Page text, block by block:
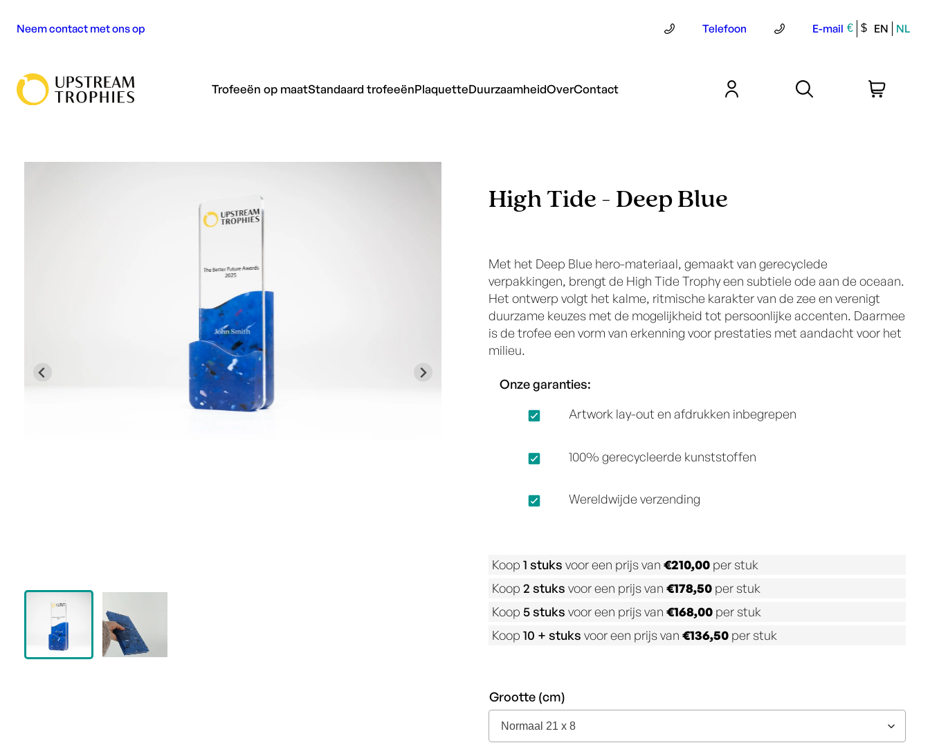
naar
Neem contact met ons op Telefoon E-mail € $ EN NL
Trofeeën op maatStandaard trofeeënPlaquetteDuurzaamheidOverContact
High Tide - Deep Blue
Met het Deep Blue hero-materiaal, gemaakt van gerecyclede
verpakkingen, brengt de High Tide Trophy een subtiele ode aan de oceaan.
Het ontwerp volgt het kalme, ritmische karakter van de zee en verenigt
duurzame keuzes met de mogelijkheid tot persoonlijke accenten. Daarmee
is de trofee een vorm van erkenning voor prestaties met aandacht voor het
milieu.
Onze garanties:
Artwork lay-out en afdrukken inbegrepen
100% gerecycleerde kunststoffen
Wereldwijde verzending
Koop 1 stuks voor een prijs van €210,00 per stuk
Koop 2 stuks voor een prijs van €178,50 per stuk
Koop 5stuks voor een prijs van €168,00 per stuk
Koop 10 + stuks voor een prijs van €136,50 per stuk
Grootte (cm)